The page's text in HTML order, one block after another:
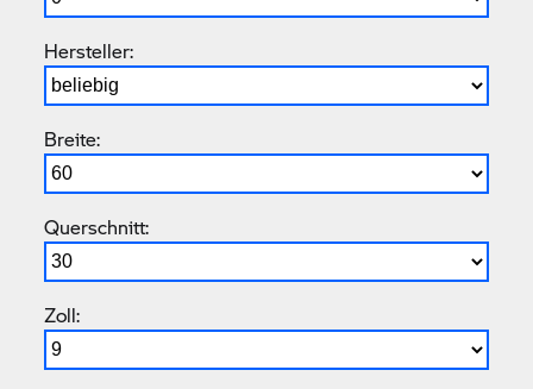
Hersteller:
Breite:
Querschnitt:
Zoll: